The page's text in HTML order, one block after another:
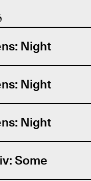
Night
Night
Night
Some